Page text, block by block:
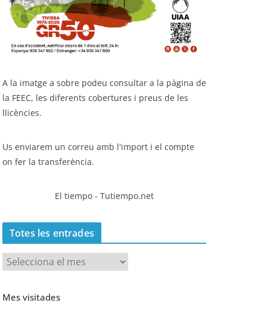
A la imatge a sobre podeu consultar a la pàgina de
la FEEC, les diferents cobertures i preus de les
llicències.
Us enviarem un correu amb l'import i el compte
on fer la transferència.
El tiempo - Tutiempo.net
Totes les entrades
o
e
Mes visitades